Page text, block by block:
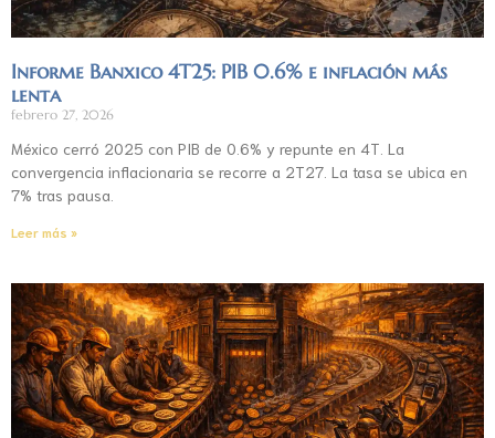
Informe Banxico 4T25: PIB 0.6% e inflación más
lenta
febrero 27, 2026
México cerró 2025 con PIB de 0.6% y repunte en 4T. La
convergencia inflacionaria se recorre a 2T27. La tasa se ubica en
7% tras pausa.
Leer más »